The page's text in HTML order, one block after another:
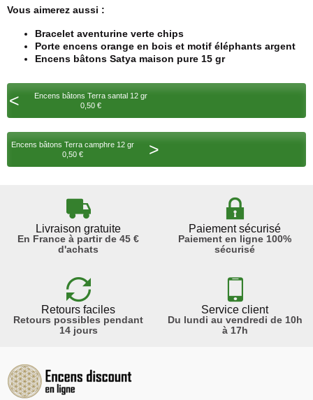
Vous aimerez aussi :
Bracelet aventurine verte chips
Porte encens orange en bois et motif éléphants argent
Encens bâtons Satya maison pure 15 gr
<
Encens bâtons Terra santal 12 gr
0,50 €
Encens bâtons Terra camphre 12 gr
0,50 €
>
Livraison gratuite
En France à partir de 45 €
d'achats
Paiement sécurisé
Paiement en ligne 100%
sécurisé
Retours faciles
Retours possibles pendant
14 jours
Service client
Du lundi au vendredi de 10h
à 17h